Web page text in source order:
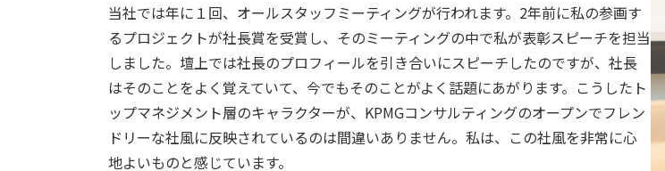
当社では年に１回、オールスタッフミーティングが行われます。2年前に私の参画す
るプロジェクトが社長賞を受賞し、そのミーティングの中で私が表彰スピーチを担当
しました。壇上では社長のプロフィールを引き合いにスピーチしたのですが、社長
はそのことをよく覚えていて、今でもそのことがよく話題にあがります。こうしたト
ップマネジメント層のキャラクターが、KPMGコンサルティングのオープンでフレン
ドリーな社風に反映されているのは間違いありません。私は、この社風を非常に心
地よいものと感じています。